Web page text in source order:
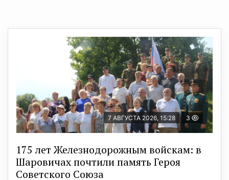
7 АВГУСТА 2026, 15:28 3
175 лет Железнодорожным войскам: в
Шаровичах почтили память Героя
Советского Союза